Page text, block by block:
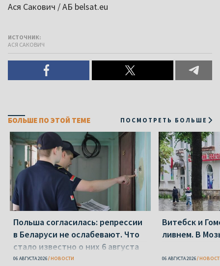
Ася Сакович / АБ belsat.eu
ИСТОЧНИК:
АСЯ САКОВИЧ
БОЛЬШЕ ПО ЭТОЙ ТЕМЕ ПОСМОТРЕТЬ БОЛЬШЕ
Польша согласилась: репрессии
в Беларуси не ослабевают. Что
стало известно о них 6 августа
06 АВГУСТА 2026 НОВОСТИ
Витебск и
ливнем. В
06 АВГУСТА 2026